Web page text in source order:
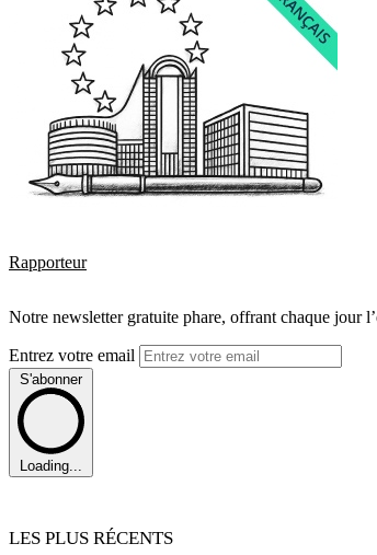
Rapporteur
Notre newsletter gratuite phare, offrant chaque jour
Entrez votre email
S'abonner
Loading...
LES PLUS RÉCENTS